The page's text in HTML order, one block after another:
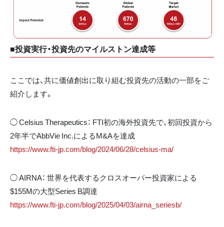
■投資実行・投資先のマイルストン達成等
ここでは、共に価値創出に取り組む投資先の活動の一部をご
紹介します。
◯ Celsius Therapeutics： FTI初の海外投資先で、初回投資から
2年半でAbbVie Inc.によるM&Aを達成
https://www.fti-jp.com/blog/2024/06/28/celsius-ma/
◯ AIRNA： 世界を代表するクロスオーバー投資家による
$155Mの大型Series B調達
https://www.fti-jp.com/blog/2025/04/03/airna_seriesb/